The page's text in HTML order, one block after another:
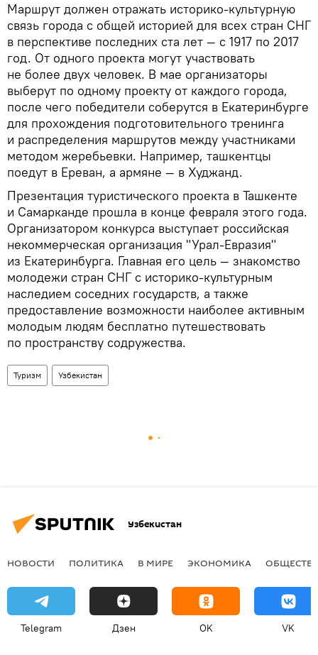
Маршрут должен отражать историко-культурную
связь города с общей историей для всех стран СНГ
в перспективе последних ста лет — с 1917 по 2017
год. От одного проекта могут участвовать
не более двух человек. В мае организаторы
выберут по одному проекту от каждого города,
после чего победители соберутся в Екатеринбурге
для прохождения подготовительного тренинга
и распределения маршрутов между участниками
методом жеребьевки. Например, ташкентцы
поедут в Ереван, а армяне — в Худжанд.
Презентация туристического проекта в Ташкенте
и Самарканде прошла в конце февраля этого года.
Организатором конкурса выступает российская
некоммерческая организация "Урал-Евразия"
из Екатеринбурга. Главная его цель — знакомство
молодежи стран СНГ с историко-культурным
наследием соседних государств, а также
предоставление возможности наиболее активным
молодым людям бесплатно путешествовать
по пространству содружества.
Туризм Узбекистан
Узбекистан
НОВОСТИ ПОЛИТИКА В МИРЕ ЭКОНОМИКА
Telegram Дзен OK VK